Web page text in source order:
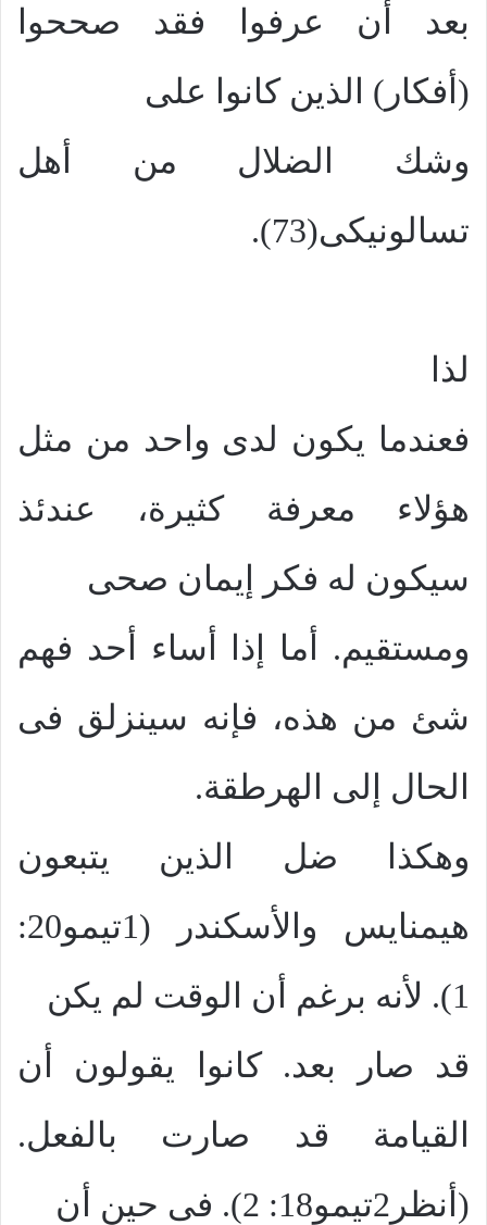
بعد أن عرفوا فقد صححوا
(أفكار) الذين كانوا على
وشك الضلال من أهل
تسالونيكى(73).
لذا
فعندما يكون لدى واحد من مثل
هؤلاء معرفة كثيرة، عندئذ
سيكون له فكر إيمان صحى
ومستقيم. أما إذا أساء أحد فهم
شئ من هذه، فإنه سينزلق فى
الحال إلى الهرطقة.
وهكذا ضل الذين يتبعون
هيمنايس والأسكندر (1تيمو20:
1). لأنه برغم أن الوقت لم يكن
قد صار بعد. كانوا يقولون أن
القيامة قد صارت بالفعل.
(أنظر2تيمو18: 2). فى حين أن